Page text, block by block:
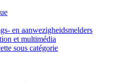
en aanwezigheidsmelders
et multimédia
sous catégorie